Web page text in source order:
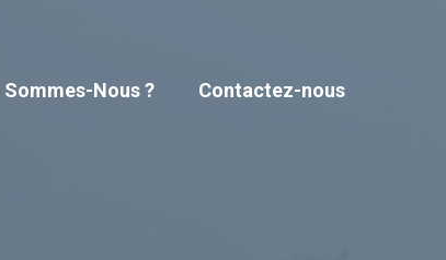
Sommes-Nous ? Contactez-nous